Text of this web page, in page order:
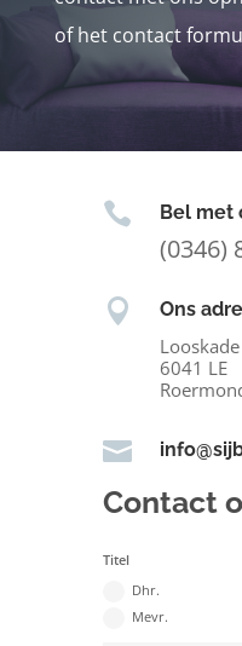
of het contact
 Bel met
(0346)
 Ons
6041 LE

Contact
Titel
Dhr.
Mevr.